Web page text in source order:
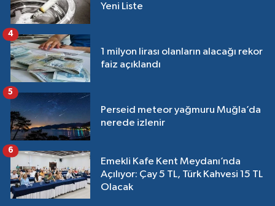
Yeni Liste
1 milyon lirası olanların alacağı rekor
faiz açıklandı
4
Perseid meteor yağmuru Muğla’da
nerede izlenir
5
Emekli Kafe Kent Meydanı’nda
Açılıyor: Çay 5 TL, Türk Kahvesi 15 TL
Olacak
6